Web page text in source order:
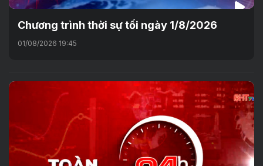
Chương trình thời sự tối ngày 1/8/2026
01/08/2026 19:45